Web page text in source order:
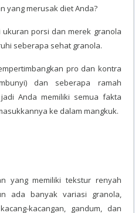
yang merusak diet Anda?
porsi dan merek granola
seberapa sehat granola.
pro dan kontra
dan seberapa ramah
Anda memiliki semua fakta
ke dalam mangkuk.
yang memiliki tekstur renyah
ada banyak variasi granola,
kacangan, gandum, dan